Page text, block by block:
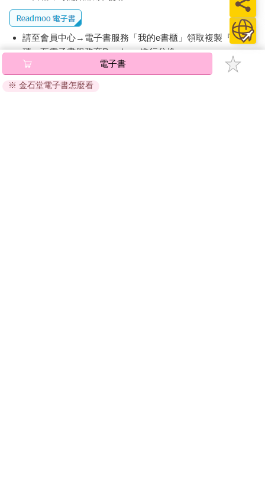
請至會員中心→電子書服務「我的e書櫃」領取複製『兌換
碼』至電子書服務商Readmoo進行兌換。
退換貨須知：
因版權保護，您在金石堂所購買的電子書僅能以金石堂專屬
電子書
※ 金石堂電子書怎麼看